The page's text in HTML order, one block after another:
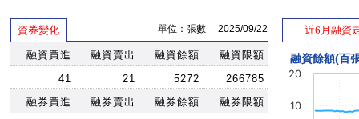
資券變化 單位：張數 2025/09/22
融資買進 融資賣出 融資餘額
融資限額
41
21 5272
266785
融券買進
融券賣出 融券餘額
融券限額
近6月融資
融資餘額(百
10
20